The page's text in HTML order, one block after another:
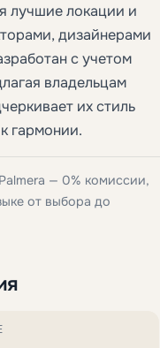
лучшие локации и
дизайнерами
с учетом
владельцам
их стиль
гармонии.
— 0% комиссии,
от выбора до